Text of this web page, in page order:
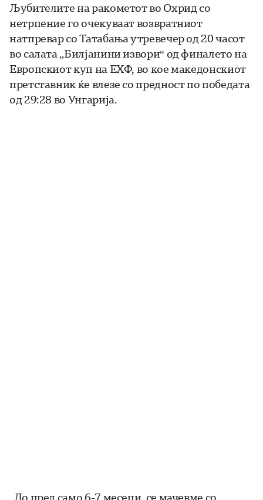
Љубителите на ракометот во Охрид со
нетрпение го очекуваат возвратниот
натпревар со Татабања утревечер од 20 часот
во салата „Билјанини извори“ од финалето на
Европскиот куп на ЕХФ, во кое македонскиот
претставник ќе влезе со предност по победата
од 29:28 во Унгарија.